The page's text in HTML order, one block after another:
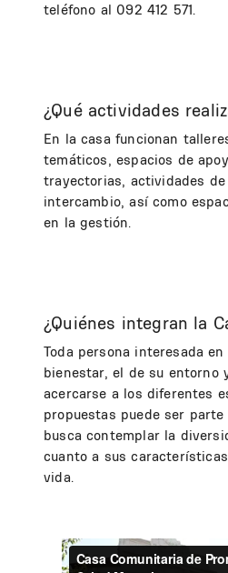
teléfono al 092 412 571.
¿Qué actividades
En la casa funcionan
temáticos, espacios de
trayectorias, actividades
intercambio, así como
en la gestión.
¿Quiénes integran la
Toda persona interesada
bienestar, el de su entorno
acercarse a los diferentes
propuestas puede ser parte
busca contemplar la
cuanto a sus
vida.